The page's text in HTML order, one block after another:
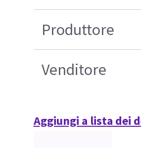
Produttore
Venditore
Aggiungi a lista dei